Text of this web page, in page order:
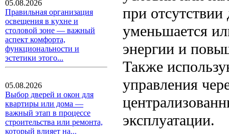
05.08.2026
Правильная организация
освещения в кухне и
столовой зоне — важный
аспект комфорта,
функциональности и
эстетики этого...
05.08.2026
Выбор дверей и окон для
квартиры или дома —
важный этап в процессе
строительства или ремонта,
который влияет на...
при
уменьшается
энергии и
Также
управления
эксплуатации.